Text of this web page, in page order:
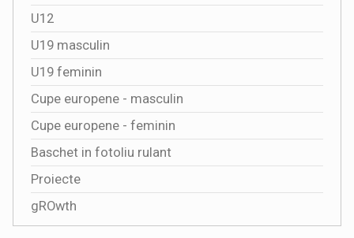
U12
U19 masculin
U19 feminin
Cupe europene - masculin
Cupe europene - feminin
Baschet in fotoliu rulant
Proiecte
gROwth